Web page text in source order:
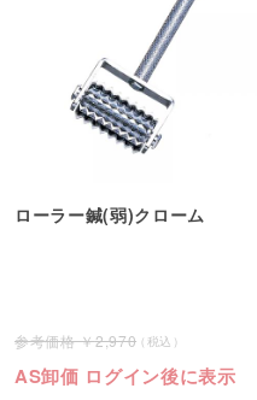
ローラー鍼(弱)クローム
2,970
AS卸価 ログイン後に表示